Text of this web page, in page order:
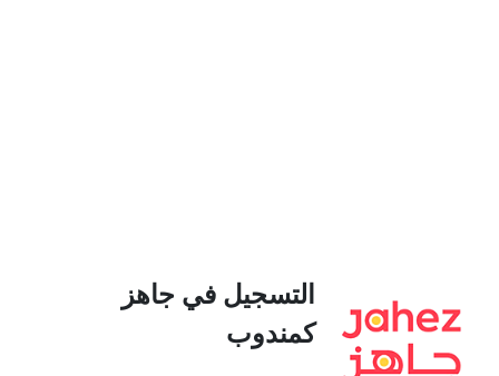
التسجيل في جاهز
كمندوب